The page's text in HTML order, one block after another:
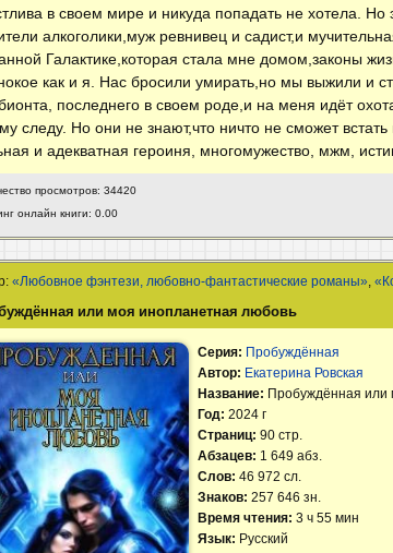
в своем мире и никуда попадать не хотела.
алкоголики,муж ревнивец и садист,и
Галактике,которая стала мне домом,законы
как и я. Нас бросили умирать,но мы выжили и
последнего в своем роде,и на меня идёт
следу. Но они не знают,что ничто не сможет
и адекватная героиня, многомужество, мжм,
просмотров: 34420
онлайн книги: 0.00
«Любовное фэнтези, любовно-фантастические романы» ,
или моя инопланетная любовь
Серия: Пробуждённая
Автор: Екатерина Ровская
Название: Пробуждённая или
Год:2024 г
Страниц:90 стр.
Абзацев: 1 649 абз.
Слов:46 972 сл.
Знаков:257 646 зн.
Время чтения:3 ч 55 мин
Язык: Русский